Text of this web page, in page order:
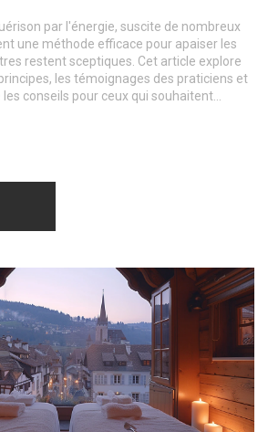
par l'énergie, suscite de nombreux
une méthode efficace pour apaiser les
restent sceptiques. Cet article explore
les témoignages des praticiens et
conseils pour ceux qui souhaitent